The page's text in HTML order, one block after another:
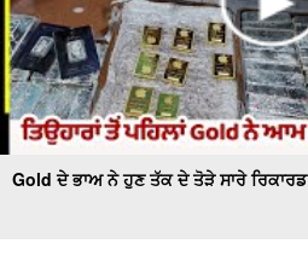
Gold ਦੇ ਭਾਅ ਨੇ ਹੁਣ ਤੱਕ ਦੇ ਤੋੜੇ ਸਾਰੇ ਰਿਕਾਰਡ